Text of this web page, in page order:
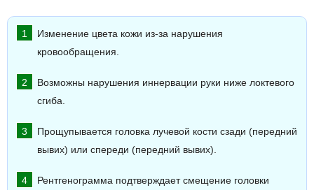
Изменение цвета кожи из-за нарушения
кровообращения.
Возможны нарушения иннервации руки ниже локтевого
сгиба.
Прощупывается головка лучевой кости сзади (передний
вывих) или спереди (передний вывих).
Рентгенограмма подтверждает смещение головки